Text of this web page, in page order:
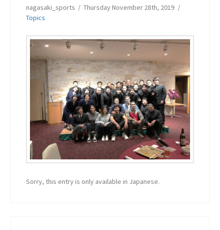
nagasaki_sports
Thursday November 28th, 2019
Topics
Sorry, this entry is only available in Japanese.